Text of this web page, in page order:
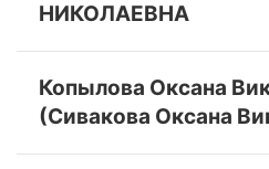
НИКОЛАЕВНА
Копылова Оксана
(Сивакова Оксана